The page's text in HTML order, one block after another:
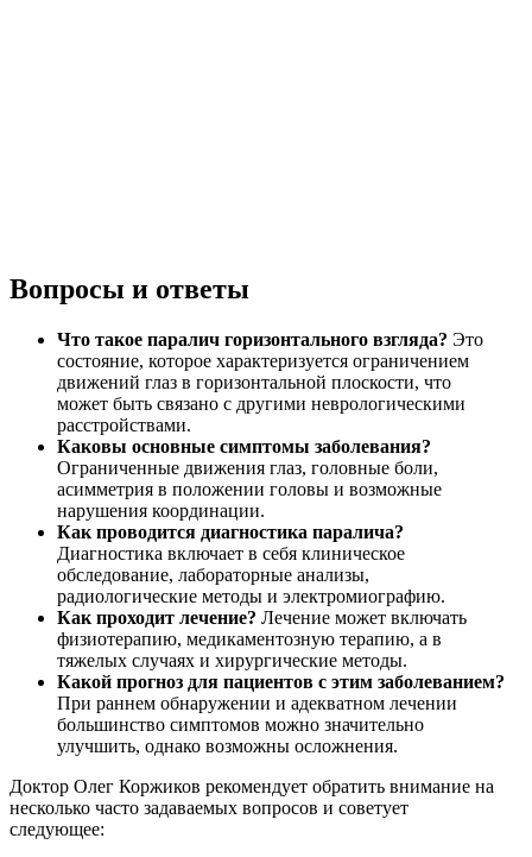
Вопросы и ответы
Что такое паралич горизонтального взгляда? Это
состояние, которое характеризуется ограничением
движений глаз в горизонтальной плоскости, что
может быть связано с другими неврологическими
расстройствами.
Каковы основные симптомы заболевания?
Ограниченные движения глаз, головные боли,
асимметрия в положении головы и возможные
нарушения координации.
Как проводится диагностика паралича?
Диагностика включает в себя клиническое
обследование, лабораторные анализы,
радиологические методы и электромиографию.
Как проходит лечение? Лечение может включать
физиотерапию, медикаментозную терапию, а в
тяжелых случаях и хирургические методы.
Какой прогноз для пациентов с этим заболеванием?
При раннем обнаружении и адекватном лечении
большинство симптомов можно значительно
улучшить, однако возможны осложнения.
Доктор Олег Коржиков рекомендует обратить внимание на
несколько часто задаваемых вопросов и советует
следующее: